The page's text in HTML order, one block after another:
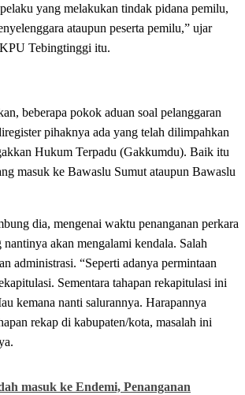
yang melakukan tindak pidana pemilu,
ataupun peserta pemilu,” ujar
Tebingtinggi itu.
beberapa pokok aduan soal pelanggaran
pihaknya ada yang telah dilimpahkan
Hukum Terpadu (Gakkumdu). Baik itu
masuk ke Bawaslu Sumut ataupun Bawaslu
dia, mengenai waktu penanganan perkara
akan mengalami kendala. Salah
administrasi. “Seperti adanya permintaan
Sementara tahapan rekapitulasi ini
kemana nanti salurannya. Harapannya
rekap di kabupaten/kota, masalah ini
masuk ke Endemi, Penanganan